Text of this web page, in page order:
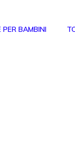
PER BAMBINI